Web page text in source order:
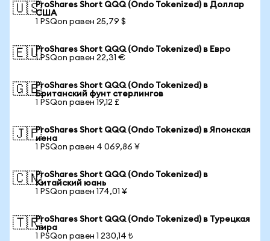
🇺🇸ProShares Short QQQ (Ondo Tokenized) в Доллар
США
1 PSQon равен 25,79 $
🇪🇺ProShares Short QQQ (Ondo Tokenized) в Евро
1 PSQon равен 22,31 €
🇬🇧ProShares Short QQQ (Ondo Tokenized) в
Британский фунт стерлингов
1 PSQon равен 19,12 £
🇯🇵ProShares Short QQQ (Ondo Tokenized) в Японская
иена
1 PSQon равен 4 069,86 ¥
🇨🇳ProShares Short QQQ (Ondo Tokenized) в
Китайский юань
1 PSQon равен 174,01 ¥
🇹🇷ProShares Short QQQ (Ondo Tokenized) в Турецкая
лира
1 PSQon равен 1 230,14 ₺